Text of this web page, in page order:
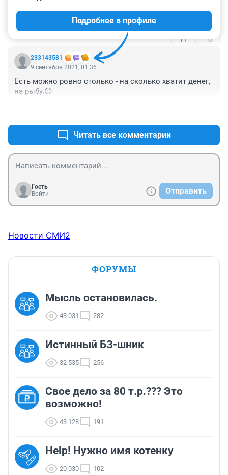
нет. От речной описторхоз вытравить 7 лет уже не
+1 –0
233143581
Подробнее в профиле
9 сентября 2021, 01:36
Есть можно ровно столько - на сколько хватит денег,
на рыбу.😐
Читать все комментарии
Гость
Войти
Отправить
Новости СМИ2
ФОРУМЫ
Мысль остановилась.
43 031 282
Истинный БЗ-шник
32 535 256
Свое дело за 80 т.р.??? Это
возможно!
43 128 191
Help! Нужно имя котенку
20 030 102